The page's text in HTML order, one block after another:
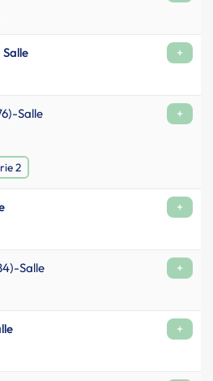
Salle
+
Salle
+
2
+
Salle
+
+